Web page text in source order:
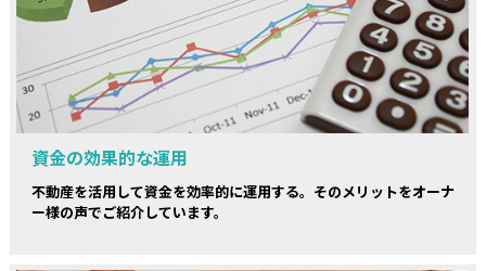
資金の効果的な運用
不動産を活用して資金を効率的に運用する。そのメリットをオーナ
ー様の声でご紹介しています。